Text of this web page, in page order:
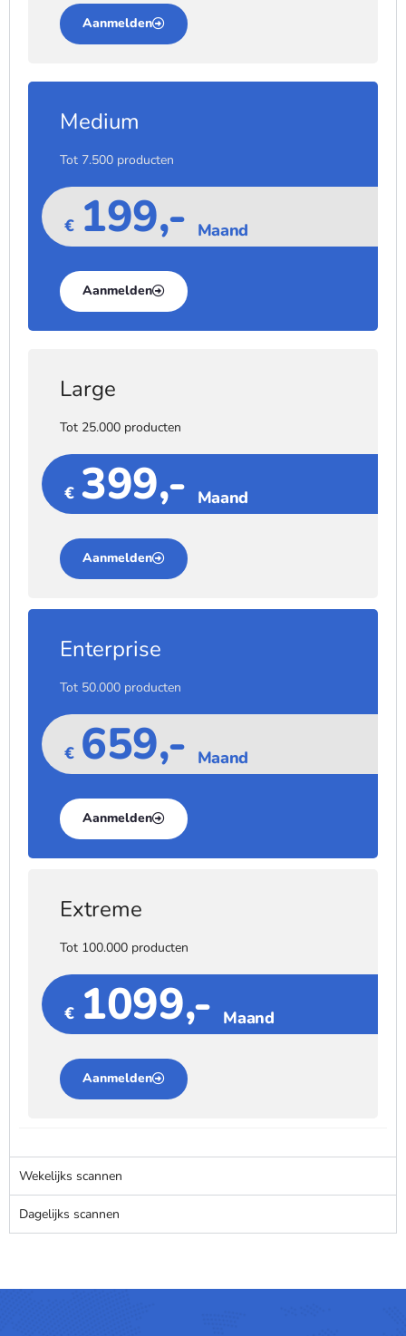
Aanmelden
Medium
Tot 7.500 producten
€ 199,- Maand
Aanmelden
Large
Tot 25.000 producten
€ 399,- Maand
Aanmelden
Enterprise
Tot 50.000 producten
€ 659,- Maand
Aanmelden
Extreme
Tot 100.000 producten
€ 1099,- Maand
Aanmelden
Wekelijks scannen
Dagelijks scannen